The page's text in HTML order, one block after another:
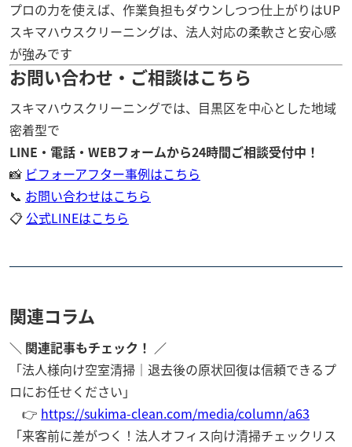
プロの力を使えば、作業負担もダウンしつつ仕上がりはUP
スキマハウスクリーニングは、法人対応の柔軟さと安心感
が強みです
お問い合わせ・ご相談はこちら
スキマハウスクリーニングでは、目黒区を中心とした地域
密着型で
LINE・電話・WEBフォームから24時間ご相談受付中！
📸 ビフォーアフター事例はこちら
📞 お問い合わせはこちら
📋 公式LINEはこちら
関連コラム
＼ 関連記事もチェック！ ／
「法人様向け空室清掃｜退去後の原状回復は信頼できるプ
ロにお任せください」
👉 https://sukima-clean.com/media/column/a63
「来客前に差がつく！法人オフィス向け清掃チェックリス